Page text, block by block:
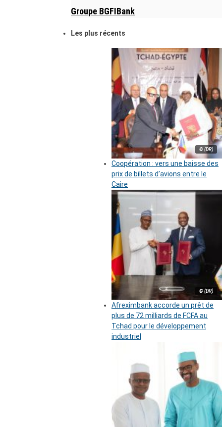
Groupe BGFIBank
Les plus récents
© (DR)
Coopération : vers une baisse des
prix de billets d’avions entre le
Caire
© (DR)
Afreximbank accorde un prêt de
plus de 72 milliards de FCFA au
Tchad pour le développement
industriel